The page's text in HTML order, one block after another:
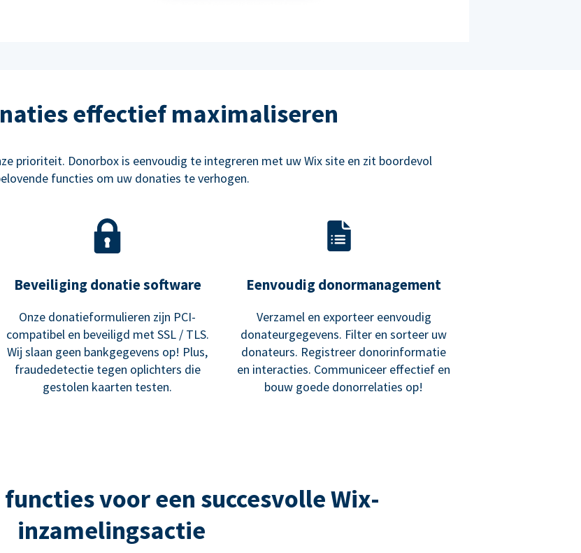
effectief maximaliseren
prioriteit. Donorbox is eenvoudig te integreren met uw Wix site en zit boordevol
functies om uw donaties te verhogen.
Beveiliging donatie software
Onze donatieformulieren zijn PCI-
compatibel en beveiligd met SSL / TLS.
Wij slaan geen bankgegevens op! Plus,
fraudedetectie tegen oplichters die
gestolen kaarten testen.
Eenvoudig donormanagement
Verzamel en exporteer eenvoudig
donateurgegevens. Filter en sorteer uw
donateurs. Registreer donorinformatie
en interacties. Communiceer effectief en
bouw goede donorrelaties op!
voor een succesvolle Wix-
inzamelingsactie